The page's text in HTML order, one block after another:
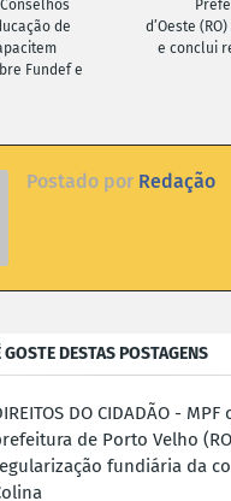
d’Oeste
e conclui
de
Fundef e
Postado por Redação
GOSTE DESTAS POSTAGENS
DO CIDADÃO -
de Porto Velho
fundiária da